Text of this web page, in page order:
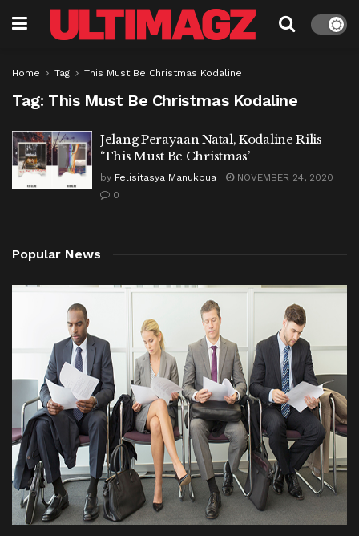
Home Tag This Must Be Christmas Kodaline
Tag: This Must Be Christmas Kodaline
Jelang Perayaan Natal, Kodaline Rilis
‘This Must Be Christmas’
by Felisitasya Manukbua
NOVEMBER 24, 2020
0
Popular News